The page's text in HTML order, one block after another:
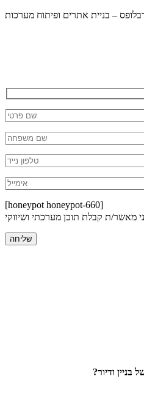
[honeypot honeypot-660]
מאשר/ת קבלת תוכן מערכתי ושיווקי
ודיור?